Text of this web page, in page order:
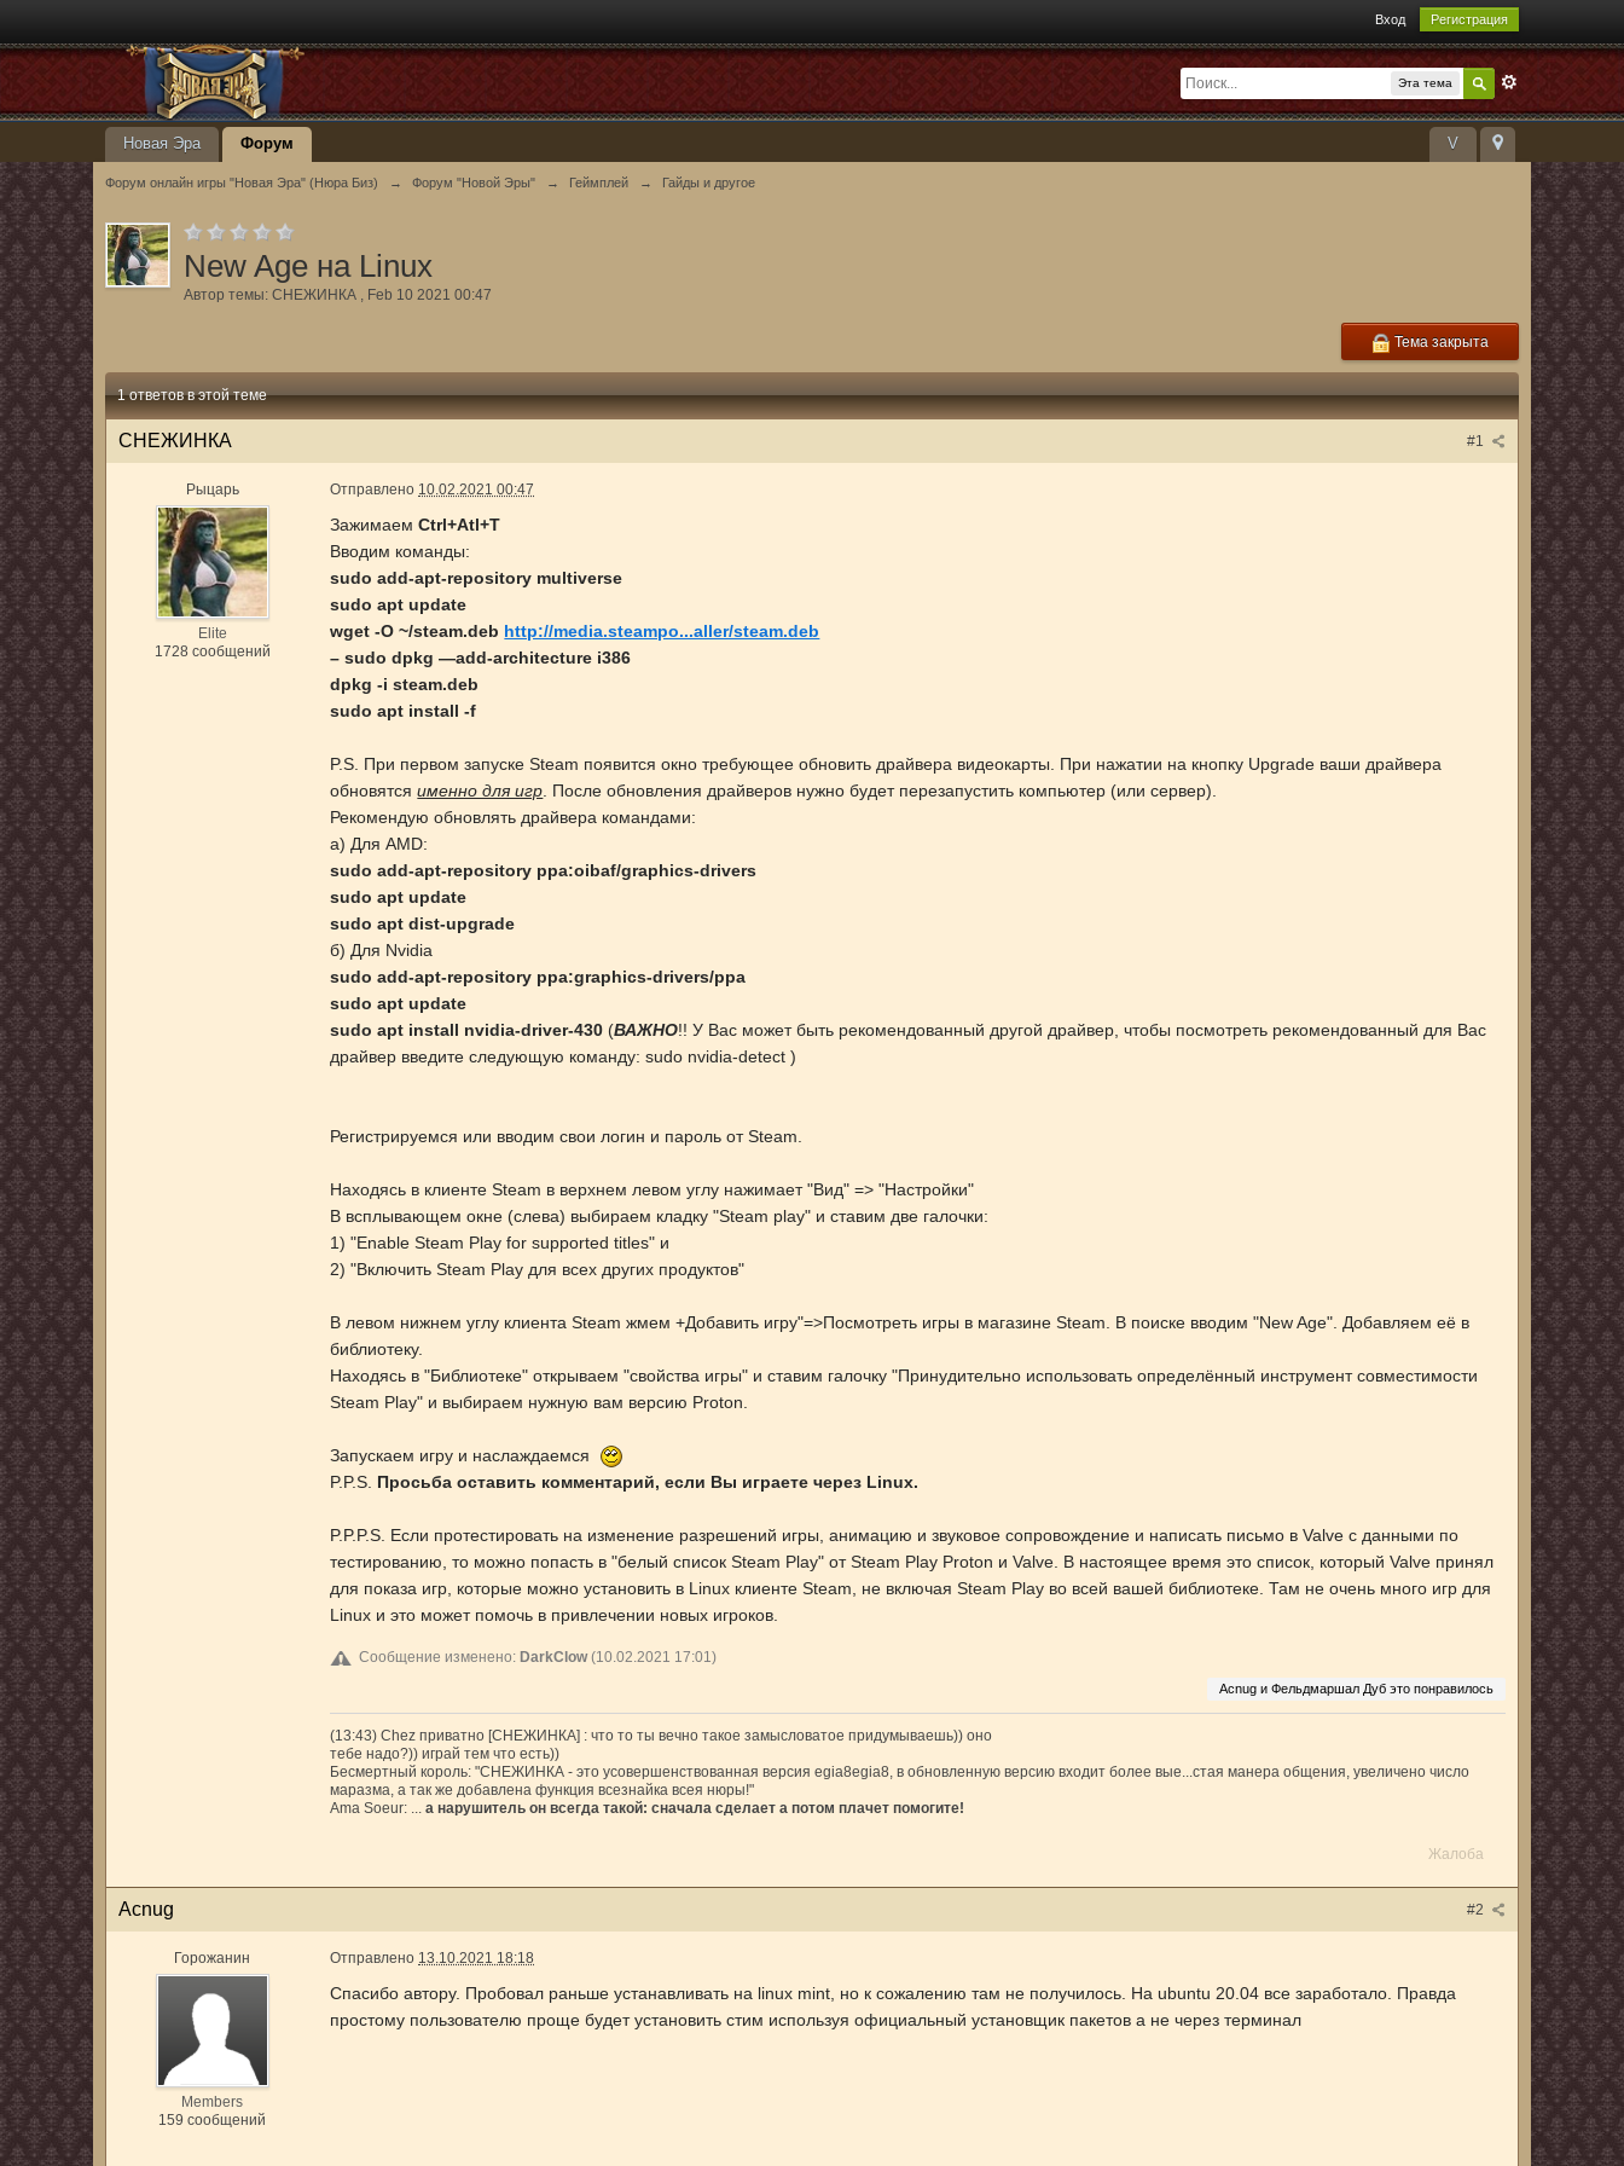
Вход Регистрация
Эта тема
V
Новая Эра Форум
Форум онлайн игры "Новая Эра" (Нюра Биз) → Форум "Новой Эры" → Геймплей → Гайды и другое
New Age на Linux
Автор темы:СНЕЖИНКА , Feb 10 2021 00:47
Тема закрыта
1 ответов в этой теме
#1
СНЕЖИНКА
Рыцарь
Elite
1728 сообщений
Отправлено 10.02.2021 00:47
ЗажимаемCtrl+Atl+T
Вводим команды:
sudo add-apt-repository multiverse
sudo apt update
wget -O ~/steam.deb http://media.steampo...aller/steam.deb
– sudo dpkg —add-architecture i386
dpkg -i steam.deb
sudo apt install -f
P.S. При первом запуске Steam появится окно требующее обновить драйвера видеокарты. При нажатии на кнопку Upgrade ваши драйвера
обновятсяименно для игр . После обновления драйверов нужно будет перезапустить компьютер (или сервер).
Рекомендую обновлять драйвера командами:
а) Для AMD:
sudo add-apt-repository ppa:oibaf/graphics-drivers
sudo apt update
sudo apt dist-upgrade
б) Для Nvidia
sudo add-apt-repository ppa:graphics-drivers/ppa
sudo apt update
sudo apt install nvidia-driver-430 (ВАЖНО!! У Вас может быть рекомендованный другой драйвер, чтобы посмотреть рекомендованный для Вас
драйвер введите следующую команду: sudo nvidia-detect )
Регистрируемся или вводим свои логин и пароль от Steam.
Находясь в клиенте Steam в верхнем левом углу нажимает "Вид" => "Настройки"
В всплывающем окне (слева) выбираем кладку "Steam play" и ставим две галочки:
1) "Enable Steam Play for supported titles" и
2) "Включить Steam Play для всех других продуктов"
В левом нижнем углу клиента Steam жмем +Добавить игру"=>Посмотреть игры в магазине Steam. В поиске вводим "New Age". Добавляем её в
библиотеку.
Находясь в "Библиотеке" открываем "свойства игры" и ставим галочку "Принудительно использовать определённый инструмент совместимости
Steam Play" и выбираем нужную вам версию Proton.
Запускаем игру и наслаждаемся
P.P.S. Просьба оставить комментарий, если Вы играете через Linux.
P.P.P.S. Если протестировать на изменение разрешений игры, анимацию и звуковое сопровождение и написать письмо в Valve с данными по
тестированию, то можно попасть в "белый список Steam Play" от Steam Play Proton и Valve. В настоящее время это список, который Valve принял
для показа игр, которые можно установить в Linux клиенте Steam, не включая Steam Play во всей вашей библиотеке. Там не очень много игр для
Linux и это может помочь в привлечении новых игроков.
Сообщение изменено: DarkClow(10.02.2021 17:01)
Acnug и Фельдмаршал Дуб это понравилось
(13:43) Chez приватно [СНЕЖИНКА] : что то ты вечно такое замысловатое придумываешь)) оно
тебе надо?)) играй тем что есть))
Бесмертный король: "СНЕЖИНКА - это усовершенствованная версия egia8egia8, в обновленную версию входит более вые...стая манера общения, увеличено число
маразма, а так же добавлена функция всезнайка всея нюры!"
Ama Soeur: ...а нарушитель он всегда такой: сначала сделает а потом плачет помогите!
Жалоба
#2
Acnug
Горожанин
Members
159 сообщений
Отправлено 13.10.2021 18:18
Спасибо автору. Пробовал раньше устанавливать на linux mint, но к сожалению там не получилось. На ubuntu 20.04 все заработало. Правда
простому пользователю проще будет установить стим используя официальный установщик пакетов а не через терминал